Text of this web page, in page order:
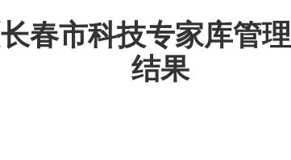
春市科技专家库管
结果